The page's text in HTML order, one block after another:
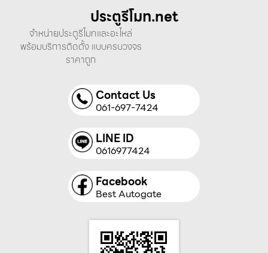
ประตูรีโมท.net
จำหน่ายประตูรีโมทและอะไหล่
พร้อมบริการติดตั้ง แบบครบวงจร
ราคาถูก
Contact Us
061-697-7424
LINE ID
0616977424
Facebook
Best Autogate